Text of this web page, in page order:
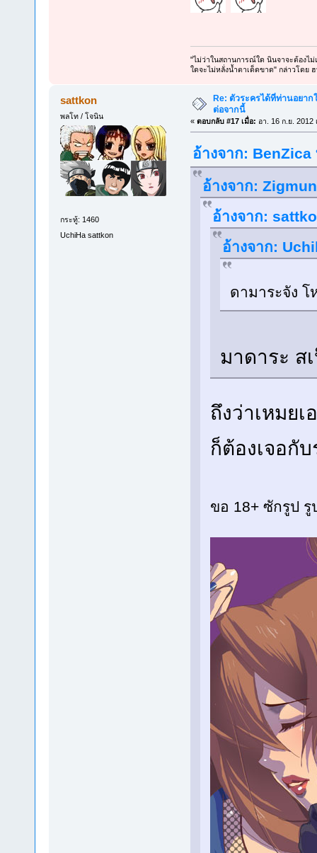
"ไม่ว่าในสถานการณ์ใด นินจาจะต้องไ
ใดจะไม่หลั่งน้ำตาเด็ดขาด" กล่าวโดย
sattkon
พลโท / โจนิน
กระทู้: 1460
UchiHa sattkon
Re: ตัวระครได้ที่ท่านอยา
ต่อจากนี้
« ตอบกลับ #17 เมื่อ: อา. 16 ก.ย. 2012
อ้างจาก: BenZica
อ้างจาก:
อ้างจาก:
อ้างจาก:
ดามาระจัง โ
มาดาระ ส
ถึงว่าเหมย
ก็ต้องเจอกั
ขอ 18+ ซักรูป